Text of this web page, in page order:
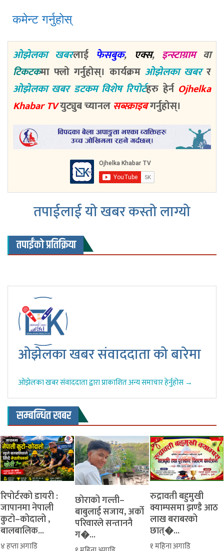
कमेन्ट गर्नुहोस्
ओझेलका खबरलाई फेसबुक, एक्स, इन्स्टाग्रामवा
टिकटकमा फ्लो गर्नुहोस्। कार्यक्रम ओझेलका खबरर
ओझेलका खबर डटकम विशेष रिपोर्टहरु हेर्न Ojhelka
Khabar TVयुट्युब च्यानल सब्स्क्राइबगर्नुहोस्।
तपाईलाई यो खबर कस्तो लाग्यो
तपाईंको प्रतिक्रिया
ओझेलका खबर संवाददाता को बारेमा
ओझेलका खबर संवाददाता द्वारा प्राकाशित अन्य समाचार हेर्नुहोस →
सम्बन्धित खबर
रिपोर्टरको डायरी :
जापानमा नेपाली
कुटो–कोदालो ,
बालबालिक...
४ हप्ता अगाडि
‎​छोराको गल्ती–
बाबुलाई सजाय, अर्को
परिवारले सन्ताननै
ग�...
रुद्रावती बहुमुखी
क्याम्पसमा झण्डै आठ
लाख बराबरको
छात्�...
१ महिना अगाडि